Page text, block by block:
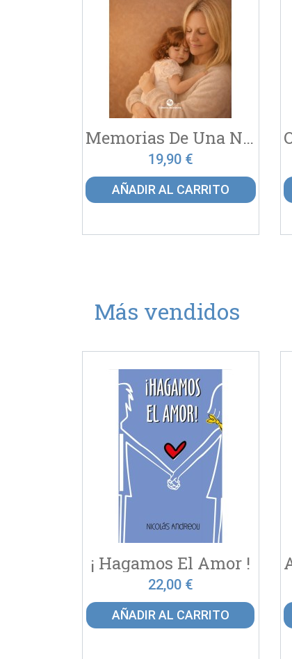
Memorias De Una Niña Rota
19,90 €
AÑADIR AL CARRITO
Más vendidos
¡ Hagamos El Amor !
22,00 €
AÑADIR AL CARRITO